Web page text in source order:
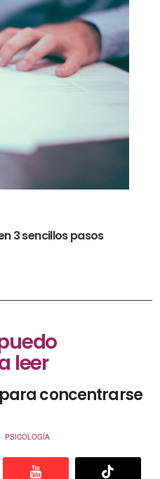
3 sencillos pasos
leer
concentrarse
PSICOLOGÍA